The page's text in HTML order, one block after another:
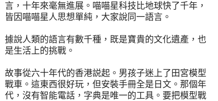
言，十年來毫無進展。喵喵星科技比地球快了千年，
皆因喵喵星人思想單純，大家說同一語言。
據說人類的語言有數千種，既是寶貴的文化遺產，也
是生活上的挑戰。
故事從六十年代的香港説起。男孩子迷上了田宮模型
戰車。這東西很好玩，但安裝手冊全是日文。那個年
代，沒有智能電話，字典是唯一的工具。要把模型戰